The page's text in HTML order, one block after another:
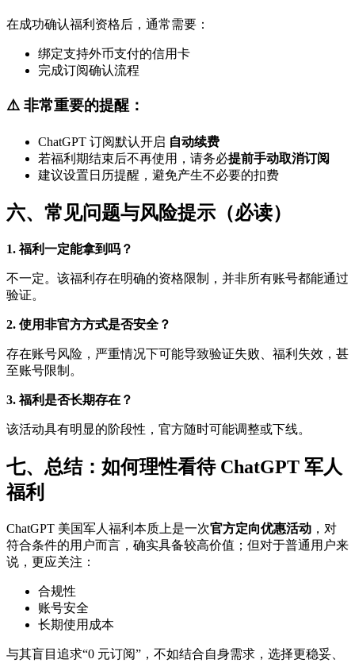
在成功确认福利资格后，通常需要：
绑定支持外币支付的信用卡
完成订阅确认流程
⚠️ 非常重要的提醒：
ChatGPT 订阅默认开启 自动续费
若福利期结束后不再使用，请务必提前手动取消订阅
建议设置日历提醒，避免产生不必要的扣费
六、常见问题与风险提示（必读）
1. 福利一定能拿到吗？
不一定。该福利存在明确的资格限制，并非所有账号都能通过
验证。
2. 使用非官方方式是否安全？
存在账号风险，严重情况下可能导致验证失败、福利失效，甚
至账号限制。
3. 福利是否长期存在？
该活动具有明显的阶段性，官方随时可能调整或下线。
七、总结：如何理性看待 ChatGPT 军人
福利
ChatGPT 美国军人福利本质上是一次官方定向优惠活动 ，对
符合条件的用户而言，确实具备较高价值；但对于普通用户来
说，更应关注：
合规性
账号安全
长期使用成本
与其盲目追求“0 元订阅”，不如结合自身需求，选择更稳妥、